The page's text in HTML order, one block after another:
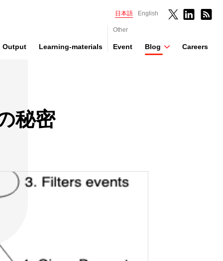
日本語 English
Output Learning-materials
Other
Event Blog Careers
秘密